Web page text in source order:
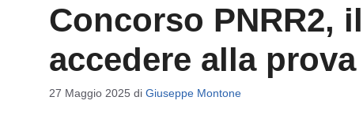
Concorso PNRR2,
accedere alla
27 Maggio 2025 di Giuseppe Montone